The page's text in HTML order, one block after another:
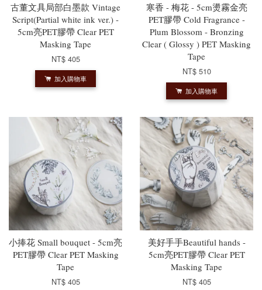
古董文具局部白墨款 Vintage
Script(Partial white ink ver.) -
5cm亮PET膠帶 Clear PET
Masking Tape
NT$ 405
加入購物車
寒香 - 梅花 - 5cm燙霧金亮
PET膠帶 Cold Fragrance -
Plum Blossom - Bronzing
Clear ( Glossy ) PET Masking
Tape
NT$ 510
加入購物車
小捧花 Small bouquet - 5cm亮
PET膠帶 Clear PET Masking
Tape
NT$ 405
美好手手Beautiful hands -
5cm亮PET膠帶 Clear PET
Masking Tape
NT$ 405